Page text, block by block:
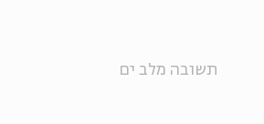
תשובה מלב ים